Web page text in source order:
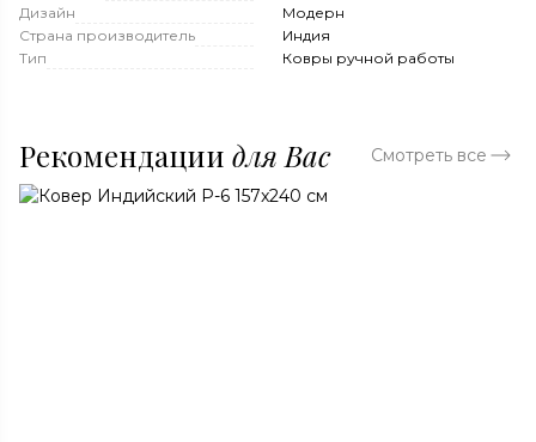
Дизайн
Модерн
Страна производитель
Индия
Тип
Ковры ручной работы
Рекомендации для Вас Смотреть все